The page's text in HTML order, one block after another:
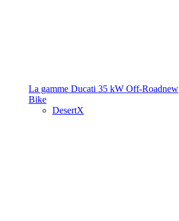
La gamme Ducati 35 kW Off-Roadnew
Bike
DesertX